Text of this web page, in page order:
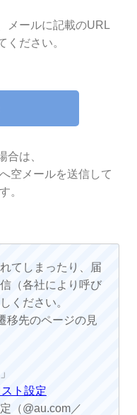
メールに記載のURL
ください。
合は、
空メールを送信して
。
てしまったり、届
（各社により呼び
ください。
先のページの見
ト設定
（@au.com／